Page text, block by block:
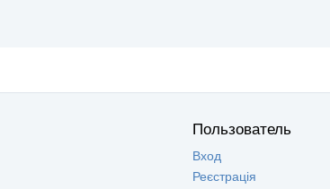
Пользователь
Вход
Реєстрація